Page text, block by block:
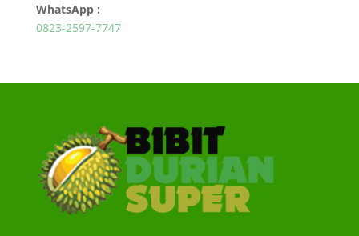
WhatsApp :
0823-2597-7747